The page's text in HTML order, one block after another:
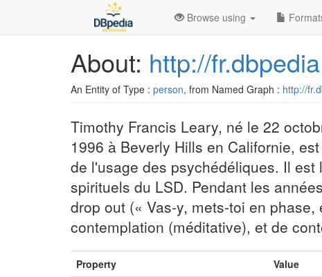
Browse using
About: http://
An Entity of Type : person, from Named Graph : http://
Timothy Francis Leary, né le 22
1996 à Beverly Hills en Californie,
de l'usage des psychédéliques. Il
spirituels du LSD. Pendant les
drop out (« Vas-y, mets-toi en
contemplation (méditative), et de
Property Value